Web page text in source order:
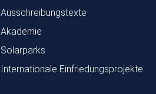
Ausschreibungstexte
Akademie
Solarparks
Internationale Einfriedungsprojekte